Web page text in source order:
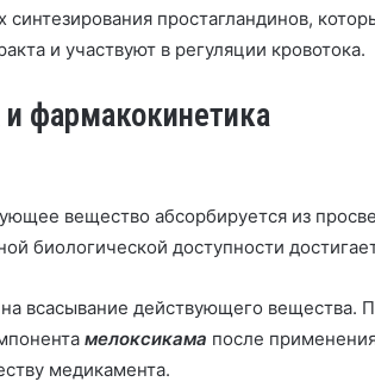
синтезирования простагландинов,
и участвуют в регуляции кровотока.
фармакокинетика
вещество абсорбируется из
биологической доступности
всасывание действующего вещества.
мелоксикама после
медикамента.